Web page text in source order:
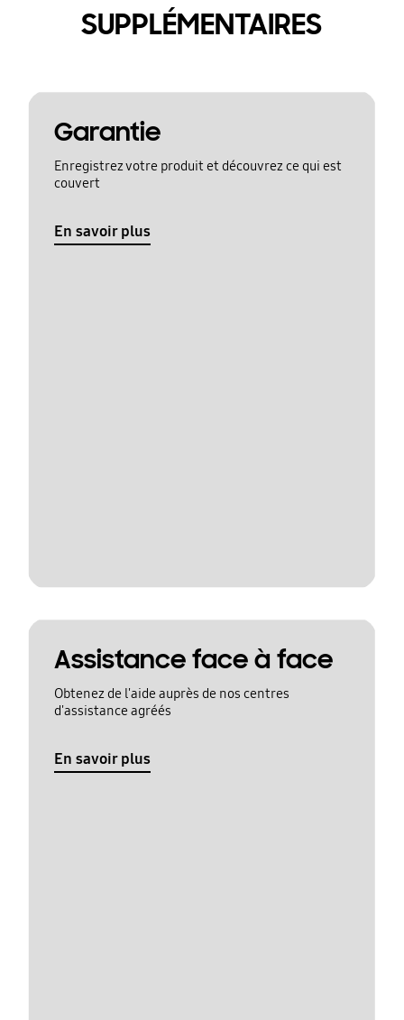
SUPPLÉMENTAIRES
Garantie
Enregistrez votre produit et découvrez ce qui est
couvert
En savoir plus
Assistance face à face
Obtenez de l'aide auprès de nos centres
d'assistance agréés
En savoir plus